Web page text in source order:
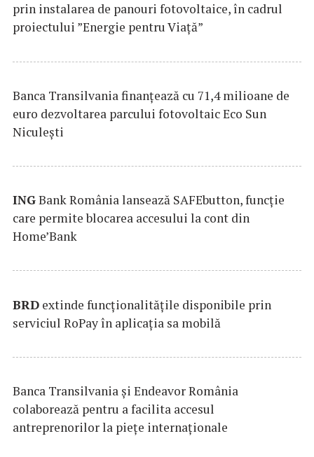
prin instalarea de panouri fotovoltaice, în cadrul
proiectului ”Energie pentru Viață”
Banca Transilvania finanțează cu 71,4 milioane de
euro dezvoltarea parcului fotovoltaic Eco Sun
Niculești
INGBank România lansează SAFEbutton, funcţie
care permite blocarea accesului la cont din
Home’Bank
BRD extinde funcţionalităţile disponibile prin
serviciul RoPay în aplicaţia sa mobilă
Banca Transilvania şi Endeavor România
colaborează pentru a facilita accesul
antreprenorilor la pieţe internaţionale